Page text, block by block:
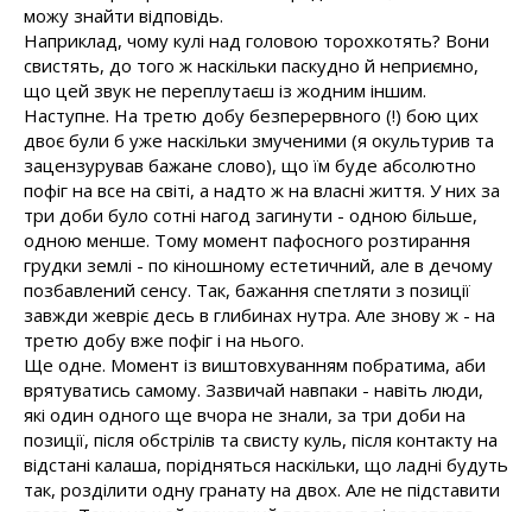
можу знайти відповідь.
Наприклад, чому кулі над головою торохкотять? Вони
свистять, до того ж наскільки паскудно й неприємно,
що цей звук не переплутаєш із жодним іншим.
Наступне. На третю добу безперервного (!) бою цих
двоє були б уже наскільки змученими (я окультурив та
зацензурував бажане слово), що їм буде абсолютно
пофіг на все на світі, а надто ж на власні життя. У них за
три доби було сотні нагод загинути - одною більше,
одною менше. Тому момент пафосного розтирання
грудки землі - по кіношному естетичний, але в дечому
позбавлений сенсу. Так, бажання спетляти з позиції
завжди жевріє десь в глибинах нутра. Але знову ж - на
третю добу вже пофіг і на нього.
Ще одне. Момент із виштовхуванням побратима, аби
врятуватись самому. Зазвичай навпаки - навіть люди,
які один одного ще вчора не знали, за три доби на
позиції, після обстрілів та свисту куль, після контакту на
відстані калаша, порідняться наскільки, що ладні будуть
так, розділити одну гранату на двох. Але не підставити